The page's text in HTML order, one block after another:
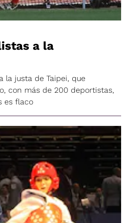
a la
la justa de Taipei, que
con más de 200 deportistas,
es flaco